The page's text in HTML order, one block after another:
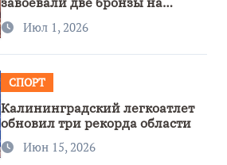
первенстве России
Июл 1, 2026
СПОРТ
Калининградский легкоатлет
обновил три рекорда области
Июн 15, 2026